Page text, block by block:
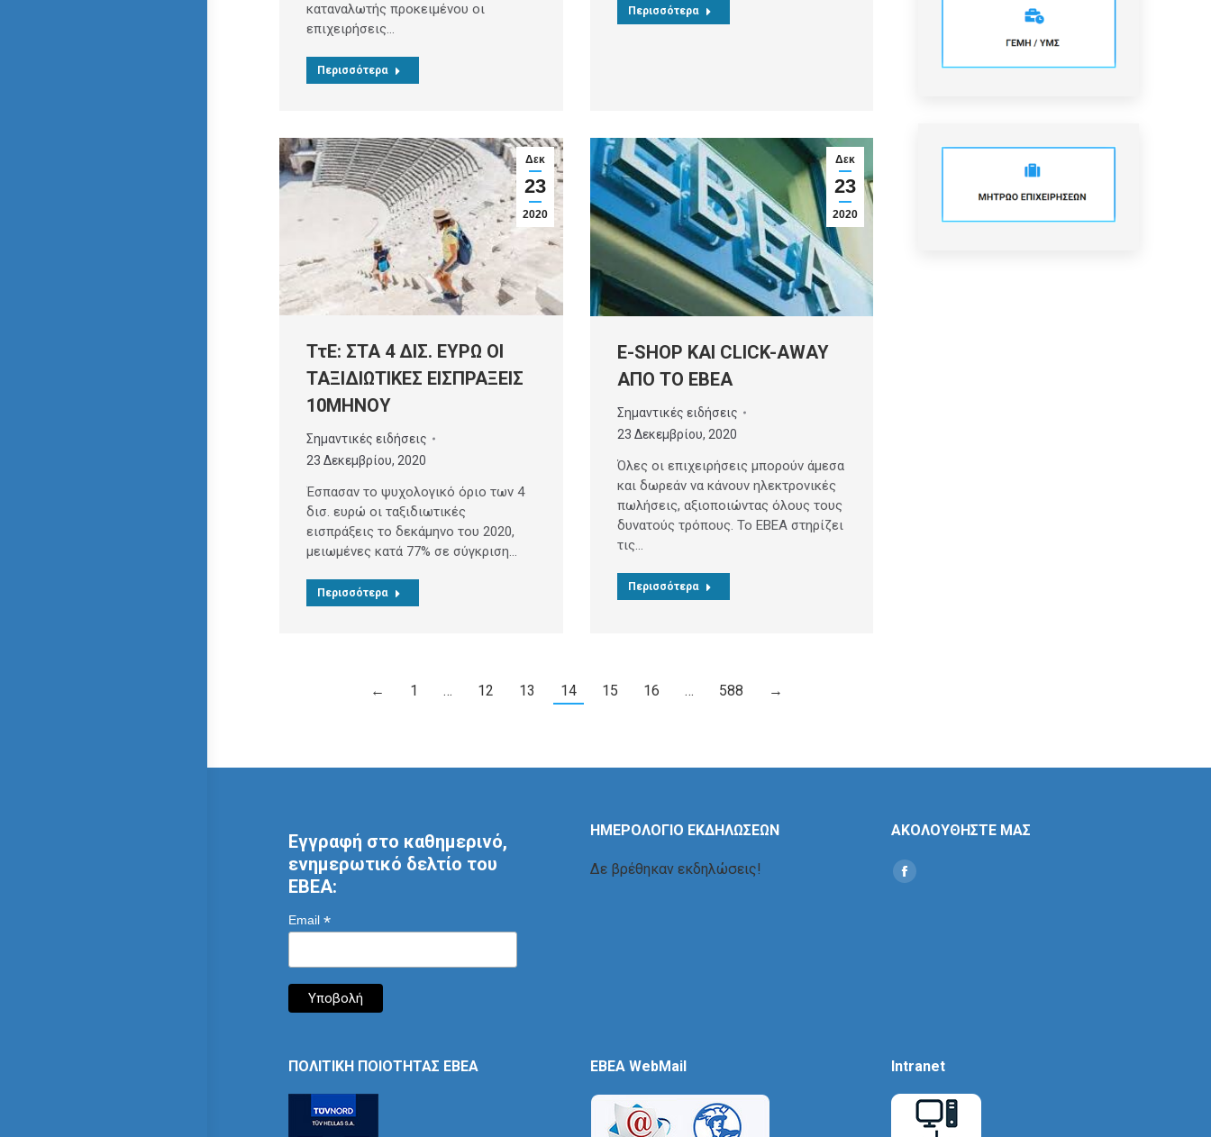
καταναλωτής προκειμένου οι
επιχειρήσεις…
Περισσότερα
Περισσότερα
Δεκ
23
2020
ΤτΕ: ΣΤΑ 4 ΔΙΣ. ΕΥΡΩ ΟΙ
ΤΑΞΙΔΙΩΤΙΚΕΣ ΕΙΣΠΡΑΞΕΙΣ
10ΜΗΝΟΥ
Σημαντικές ειδήσεις
23 Δεκεμβρίου, 2020
Έσπασαν το ψυχολογικό όριο των 4
δισ. ευρώ οι ταξιδιωτικές
εισπράξεις το δεκάμηνο του 2020,
μειωμένες κατά 77% σε σύγκριση…
Περισσότερα
Δεκ
23
2020
E-SHOP ΚΑΙ CLICK-AWAY
ΑΠΟ ΤΟ ΕΒΕΑ
Σημαντικές ειδήσεις
23 Δεκεμβρίου, 2020
Όλες οι επιχειρήσεις μπορούν άμεσα
και δωρεάν να κάνουν ηλεκτρονικές
πωλήσεις, αξιοποιώντας όλους τους
δυνατούς τρόπους. Το ΕΒΕΑ στηρίζει
τις…
Περισσότερα
← 1 … 12 13 14 15 16 … 588 →
Εγγραφή στο καθημερινό,
ενημερωτικό δελτίο του
ΕΒΕΑ:
Email *
ΗΜΕΡΟΛΟΓΙΟ ΕΚΔΗΛΩΣΕΩΝ
Δε βρέθηκαν εκδηλώσεις!
ΑΚΟΛΟΥΘΗΣΤΕ ΜΑΣ
Find us on:
Social
ΠΟΛΙΤΙΚΗ ΠΟΙΟΤΗΤΑΣ ΕΒΕΑ EBEA WebMail Intranet